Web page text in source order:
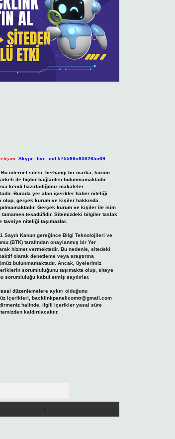
Skype: live:.cid.575569c608265c69
Bu internet sitesi, herhangi bir marka, kurum
ile hiçbir bağlantısı bulunmamaktadır.
kendi hazırladığımız makaleler
Burada yer alan içerikler haber niteliği
olup, gerçek kurum ve kişiler hakkında
Gerçek kurum ve kişiler ile isim
tamamen tesadüfidir. Sitemizdeki bilgiler taslak
tavsiye niteliği taşımazlar.
Sayılı Kanun gereğince Bilgi Teknolojileri ve
(BTK) tarafından onaylanmış bir Yer
hizmet vermektedir. Bu nedenle, sitedeki
olarak denetleme veya araştırma
bulunmamaktadır. Ancak, üyelerimiz
sorumluluğunu taşımakta olup, siteye
sorumluluğu kabul etmiş sayılırlar.
düzenlemelere aykırı olduğunu
içerikleri, backlinkpanelicomtr@gmail.com
halinde, ilgili içerikler yasal süre
kaldırılacaktır.